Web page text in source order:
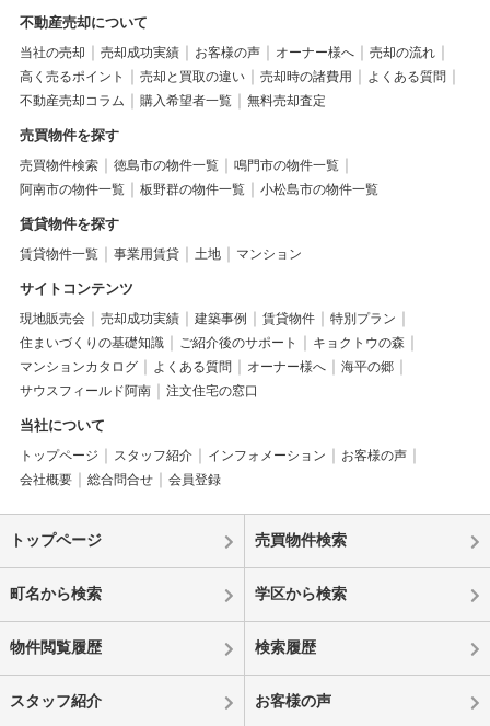
不動産売却について
当社の売却 売却成功実績 お客様の声 オーナー様へ
売却の流れ
高く売るポイント
売却と買取の違い 売却時の諸費用
よくある質問
不動産売却コラム
購入希望者一覧 無料売却査定
売買物件を探す
売買物件検索 徳島市の物件一覧
鳴門市の物件一覧
阿南市の物件一覧
板野群の物件一覧 小松島市の物件一覧
賃貸物件を探す
賃貸物件一覧 事業用賃貸 土地 マンション
サイトコンテンツ
現地販売会 売却成功実績 建築事例 賃貸物件
特別プラン
住まいづくりの基礎知識
ご紹介後のサポート
キョクトウの森
マンションカタログ
よくある質問 オーナー様へ
海平の郷
サウスフィールド阿南
注文住宅の窓口
当社について
トップページ スタッフ紹介 インフォメーション
お客様の声
会社概要
総合問合せ 会員登録
トップページ 売買物件検索
町名から検索 学区から検索
物件閲覧履歴 検索履歴
スタッフ紹介 お客様の声